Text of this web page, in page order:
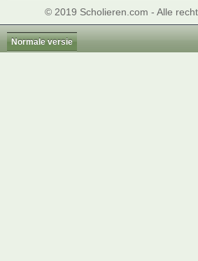
© 2019 Scholieren.com - Alle
Normale versie